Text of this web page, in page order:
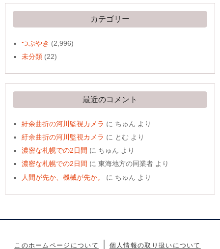
イ
ブ
カテゴリー
つぶやき (2,996)
未分類 (22)
最近のコメント
紆余曲折の河川監視カメラ に ちゅん より
紆余曲折の河川監視カメラ に とむ より
濃密な札幌での2日間 に ちゅん より
濃密な札幌での2日間 に東海地方の同業者 より
人間が先か、機械が先か。
に ちゅん より
このホームページについて 個人情報の取り扱いについて